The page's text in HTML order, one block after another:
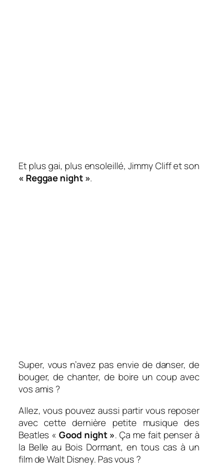
Et plus gai, plus ensoleillé, Jimmy Cliff et son
« Reggae night ».
Super, vous n’avez pas envie de danser, de
bouger, de chanter, de boire un coup avec
vos amis ?
Allez, vous pouvez aussi partir vous reposer
avec cette dernière petite musique des
Beatles «Good night ». Ça me fait penser à
la Belle au Bois Dormant, en tous cas à un
film de Walt Disney. Pas vous ?